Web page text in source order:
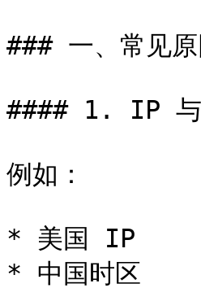
### 一、常见原
#### 1. IP 与
例如：
* 美国 IP
* 中国时区